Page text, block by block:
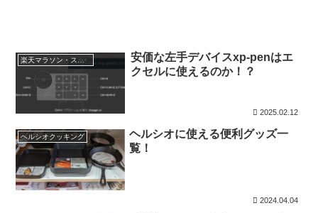
楽天マラソン・スーパーセール
安価な左手デバイスxp-penはエ
クセルに使えるのか！？
2025.02.12
ヘルシオクッキング
ヘルシオに使える便利グッズ一
覧！
2024.04.04